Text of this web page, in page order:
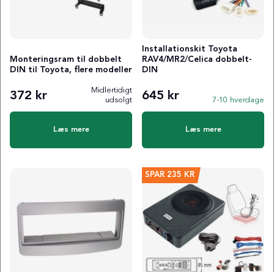
Monteringsram til dobbelt
DIN til Toyota, flere modeller
372 kr
Midlertidigt
udsolgt
Læs mere
Installationskit Toyota
RAV4/MR2/Celica dobbelt-
DIN
645 kr 7-10 hverdage
Læs mere
SPAR 235 KR